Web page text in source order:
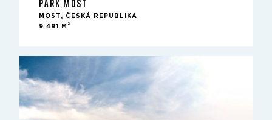
PARK MOST
MOST, ČESKÁ REPUBLIKA
9 491 M
2